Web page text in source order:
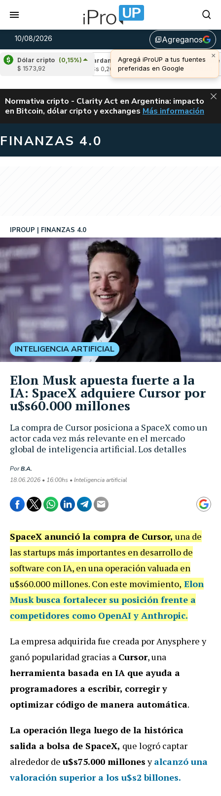
10/08/2026 library_addAgreganos
×
Agregá iProUP a tus fuentes
preferidas en Google
Dólar cripto (0,15%)
$ 1573,92
(-0,08%)
Cardano (-0,56%)
u$s 0,20
Avalanche
u$s 6,50
ALERTA
Normativa cripto - Clarity Act en Argentina: impacto
en Bitcoin, dólar cripto y exchanges CLARITY ACT EN
Más información
FINANZAS 4.0
La compra de Cursor posiciona a SpaceX como un
actor cada vez más relevante en el mercado
global de inteligencia artificial. Los detalles
IPROUP FINANZAS 4.0
PorB.A.
18.06.2026 • 16:00hs • Inteligencia artificial
INTELIGENCIA ARTIFICIAL
Elon Musk apuesta fuerte a la
IA: SpaceX adquiere Cursor por
u$s60.000 millones
SpaceX anunció la compra de Cursor, una de
las startups más importantes en desarrollo de
software con IA, en una operación valuada en
u$s60.000 millones. Con este movimiento, Elon
Musk busca fortalecer su posición frente a
competidores como OpenAI y Anthropic.
La empresa adquirida fue creada por Anysphere y
ganó popularidad gracias a Cursor, una
herramienta basada en IA que ayuda a
programadores a escribir, corregir y
optimizar código de manera automática.
La operación llega luego de la histórica
salida a bolsa de SpaceX, que logró captar
alrededor de u$s75.000 millonesyalcanzó una
valoración superior a los u$s2 billones.